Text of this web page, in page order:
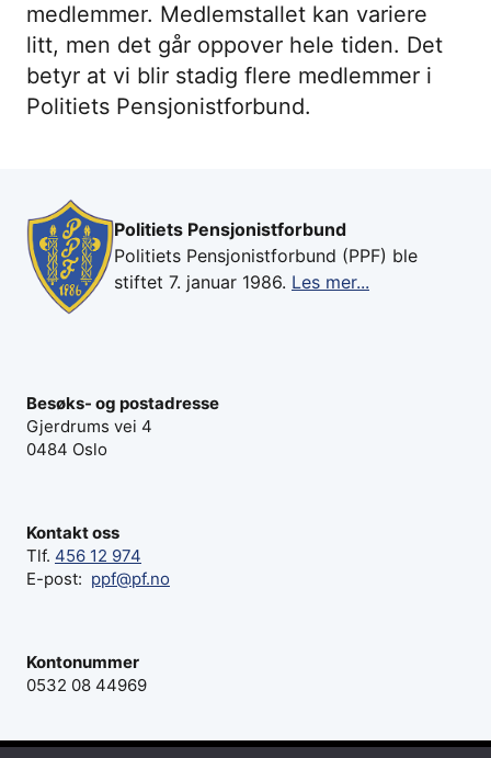
medlemmer. Medlemstallet kan variere
litt, men det går oppover hele tiden. Det
betyr at vi blir stadig flere medlemmer i
Politiets Pensjonistforbund.
Politiets Pensjonistforbund
Politiets Pensjonistforbund (PPF) ble
stiftet 7. januar 1986. Les mer...
Besøks- og postadresse
Gjerdrums vei 4
0484 Oslo
Kontakt oss
Tlf. 456 12 974
E-post: ppf@pf.no
Kontonummer
0532 08 44969